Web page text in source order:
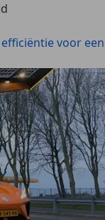
voor een